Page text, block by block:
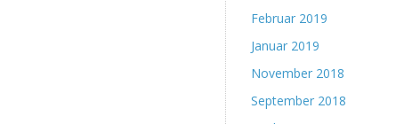
Februar 2019
Januar 2019
November 2018
September 2018